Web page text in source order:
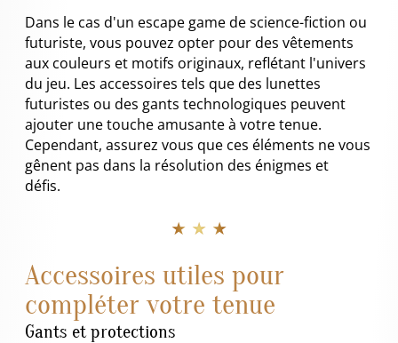
Dans le cas d'un escape game de science-fiction ou
futuriste, vous pouvez opter pour des vêtements
aux couleurs et motifs originaux, reflétant l'univers
du jeu. Les accessoires tels que des lunettes
futuristes ou des gants technologiques peuvent
ajouter une touche amusante à votre tenue.
Cependant, assurez vous que ces éléments ne vous
gênent pas dans la résolution des énigmes et
défis.
★ ★ ★
Accessoires utiles pour
compléter votre tenue
Gants et protections